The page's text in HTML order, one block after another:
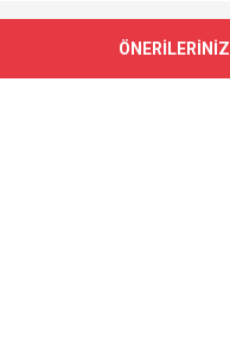
ÖNERİLERİNİZ